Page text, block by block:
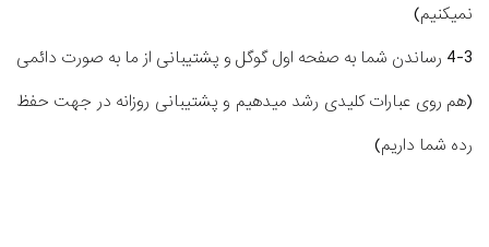
نمیکنیم)
4-3 رساندن شما به صفحه اول گوگل و پشتیبانی از ما به صورت دائمی
(هم روی عبارات کلیدی رشد میدهیم و پشتیبانی روزانه در جهت حفظ
رده شما داریم)